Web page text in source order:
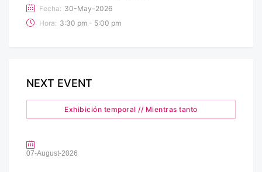
Fecha: 30-May-2026
Hora: 3:30 pm - 5:00 pm
NEXT EVENT
Exhibición temporal // Mientras tanto
07-August-2026